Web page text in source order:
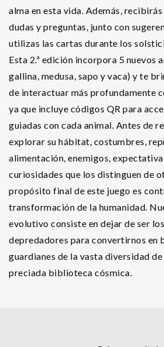
alma en esta vida. Además,
dudas y preguntas, junto con
utilizas las cartas durante los
Esta 2.ª edición incorpora 5 nuevos
gallina, medusa, sapo y vaca) y te
de interactuar más profundamente
ya que incluye códigos QR para
guiadas con cada animal. Antes de
explorar su hábitat, costumbres,
alimentación, enemigos,
curiosidades que los distinguen de
propósito final de este juego es
transformación de la humanidad.
evolutivo consiste en dejar de ser
depredadores para convertirnos en
guardianes de la vasta diversidad
preciada biblioteca cósmica.